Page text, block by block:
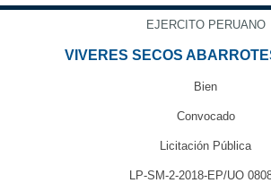
EJERCITO PERUANO
VIVERES SECOS
Bien
Convocado
Licitación Pública
LP-SM-2-2018-EP/UO